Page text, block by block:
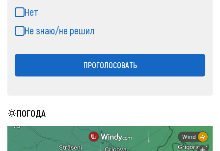
Нет
Не знаю/не решил
ПРОГОЛОСОВАТЬ
ПОГОДА